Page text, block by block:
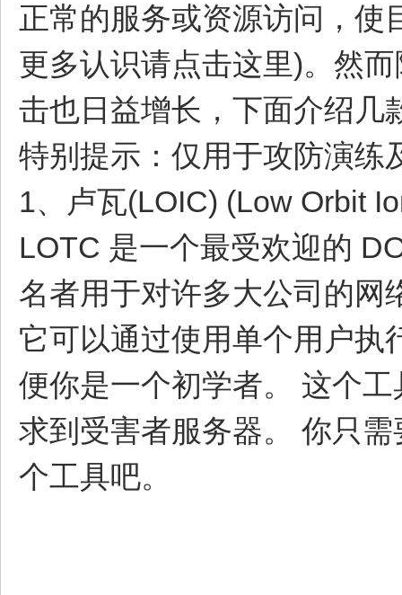
正常的服务或资源访问，使
更多认识请点击这里)。然
击也日益增长，下面介绍几
特别提示：仅用于攻防演练
1、卢瓦(LOIC) (Low Orbit
LOTC 是一个最受欢迎的
名者用于对许多大公司的网
它可以通过使用单个用户执
便你是一个初学者。 这个
求到受害者服务器。 你只
个工具吧。